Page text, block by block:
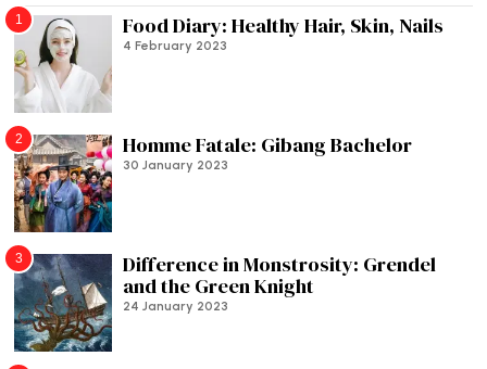
1 Food Diary: Healthy Hair, Skin, Nails
4 February 2023
2 Homme Fatale: Gibang Bachelor
30 January 2023
3
Difference in Monstrosity: Grendel
and the Green Knight
24 January 2023